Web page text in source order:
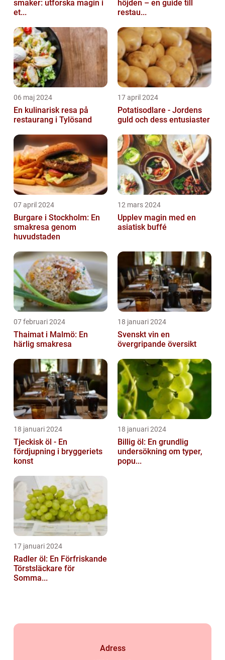
smaker: utforska magin i
et...
höjden – en guide till
restau...
06 maj 2024
En kulinarisk resa på
restaurang i Tylösand
17 april 2024
Potatisodlare - Jordens
guld och dess entusiaster
07 april 2024
Burgare i Stockholm: En
smakresa genom
huvudstaden
12 mars 2024
Upplev magin med en
asiatisk buffé
07 februari 2024
Thaimat i Malmö: En
härlig smakresa
18 januari 2024
Svenskt vin en
övergripande översikt
18 januari 2024
Tjeckisk öl - En
fördjupning i bryggeriets
konst
18 januari 2024
Billig öl: En grundlig
undersökning om typer,
popu...
17 januari 2024
Radler öl: En Förfriskande
Törstsläckare för
Somma...
Adress